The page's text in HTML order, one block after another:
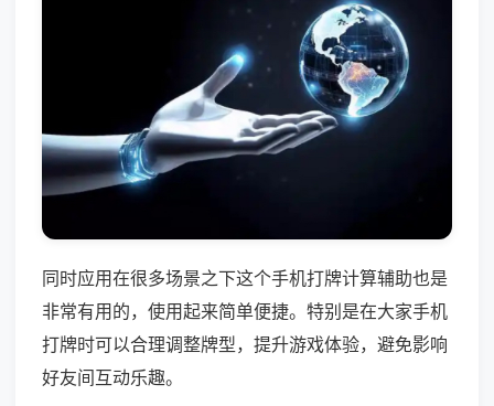
同时应用在很多场景之下这个手机打牌计算辅助也是
非常有用的，使用起来简单便捷。特别是在大家手机
打牌时可以合理调整牌型，提升游戏体验，避免影响
好友间互动乐趣。